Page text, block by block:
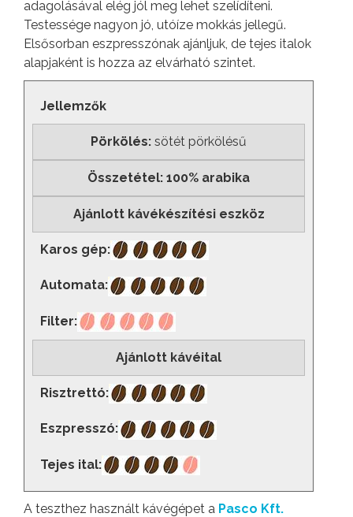
adagolásával elég jól meg lehet szelídíteni.
Testessége nagyon jó, utóíze mokkás jellegű.
Elsősorban eszpresszónak ajánljuk, de tejes italok
alapjaként is hozza az elvárható szintet.
Jellemzők
Pörkölés: sötét pörkölésű
Összetétel: 100% arabika
Ajánlott kávékészítési eszköz
Karos gép:
Automata:
Filter:
Ajánlott kávéital
Risztrettó:
Eszpresszó:
Tejes ital:
A teszthez használt kávégépet a Pasco Kft.